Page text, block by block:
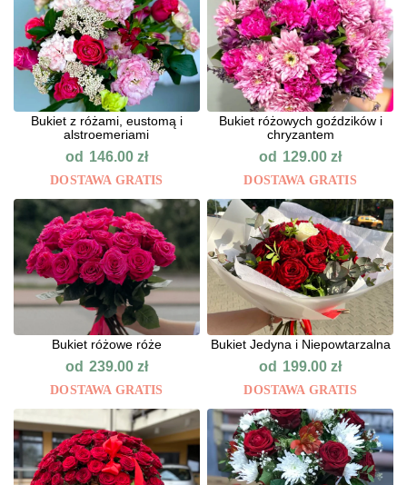
Bukiet z różami, eustomą i
alstroemeriami
od 146.00 zł
DOSTAWA GRATIS
Bukiet różowych goździków i
chryzantem
od 129.00zł
DOSTAWA GRATIS
Bukiet różowe róże
od 239.00 zł
DOSTAWA GRATIS
Bukiet Jedyna i Niepowtarzalna
od 199.00zł
DOSTAWA GRATIS